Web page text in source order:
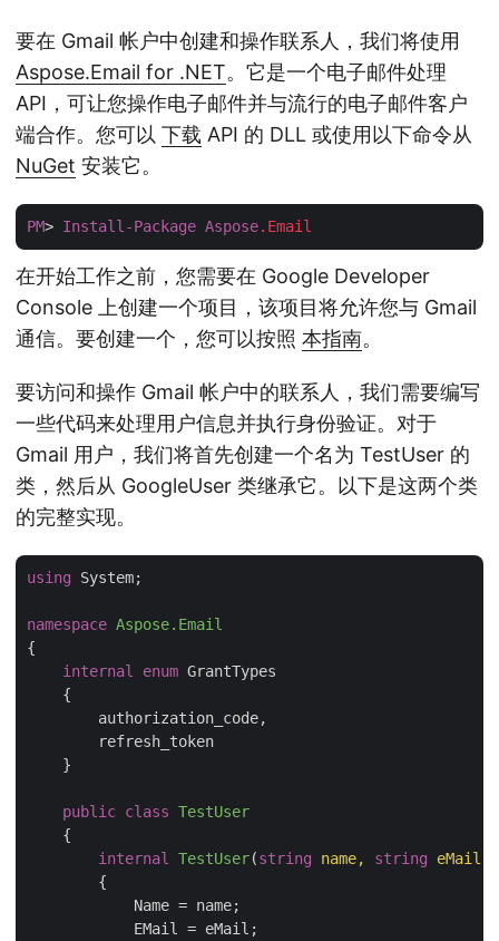
要在 Gmail 帐户中创建和操作联系人，我们将使用
Aspose.Email for .NET。它是一个电子邮件处理
API，可让您操作电子邮件并与流行的电子邮件客户
端合作。您可以 下载 API 的 DLL 或使用以下命令从
NuGet 安装它。
PM> Install-Package Aspose.Email
在开始工作之前，您需要在 Google Developer
Console 上创建一个项目，该项目将允许您与 Gmail
通信。要创建一个，您可以按照 本指南。
要访问和操作 Gmail 帐户中的联系人，我们需要编写
一些代码来处理用户信息并执行身份验证。对于
Gmail 用户，我们将首先创建一个名为 TestUser 的
类，然后从 GoogleUser 类继承它。以下是这两个类
的完整实现。
using System;
namespace Aspose.Email
{
internal
enum GrantTypes
    {
        authorization_code,
        refresh_token
    }
public class TestUser
    {
internal
TestUser(string name, string eMail,
        {
            Name = name;
            EMail = eMail;